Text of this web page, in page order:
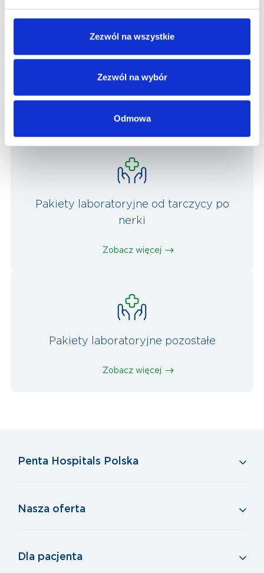
Zezwól na wszystkie
Zezwól na wybór
Odmowa
metabolizm, przewód pokarmowy
Zobacz więcej
Pakiety laboratoryjne od tarczycy po
nerki
Zobacz więcej
Pakiety laboratoryjne pozostałe
Zobacz więcej
Penta Hospitals Polska
Nasza oferta
Dla pacjenta